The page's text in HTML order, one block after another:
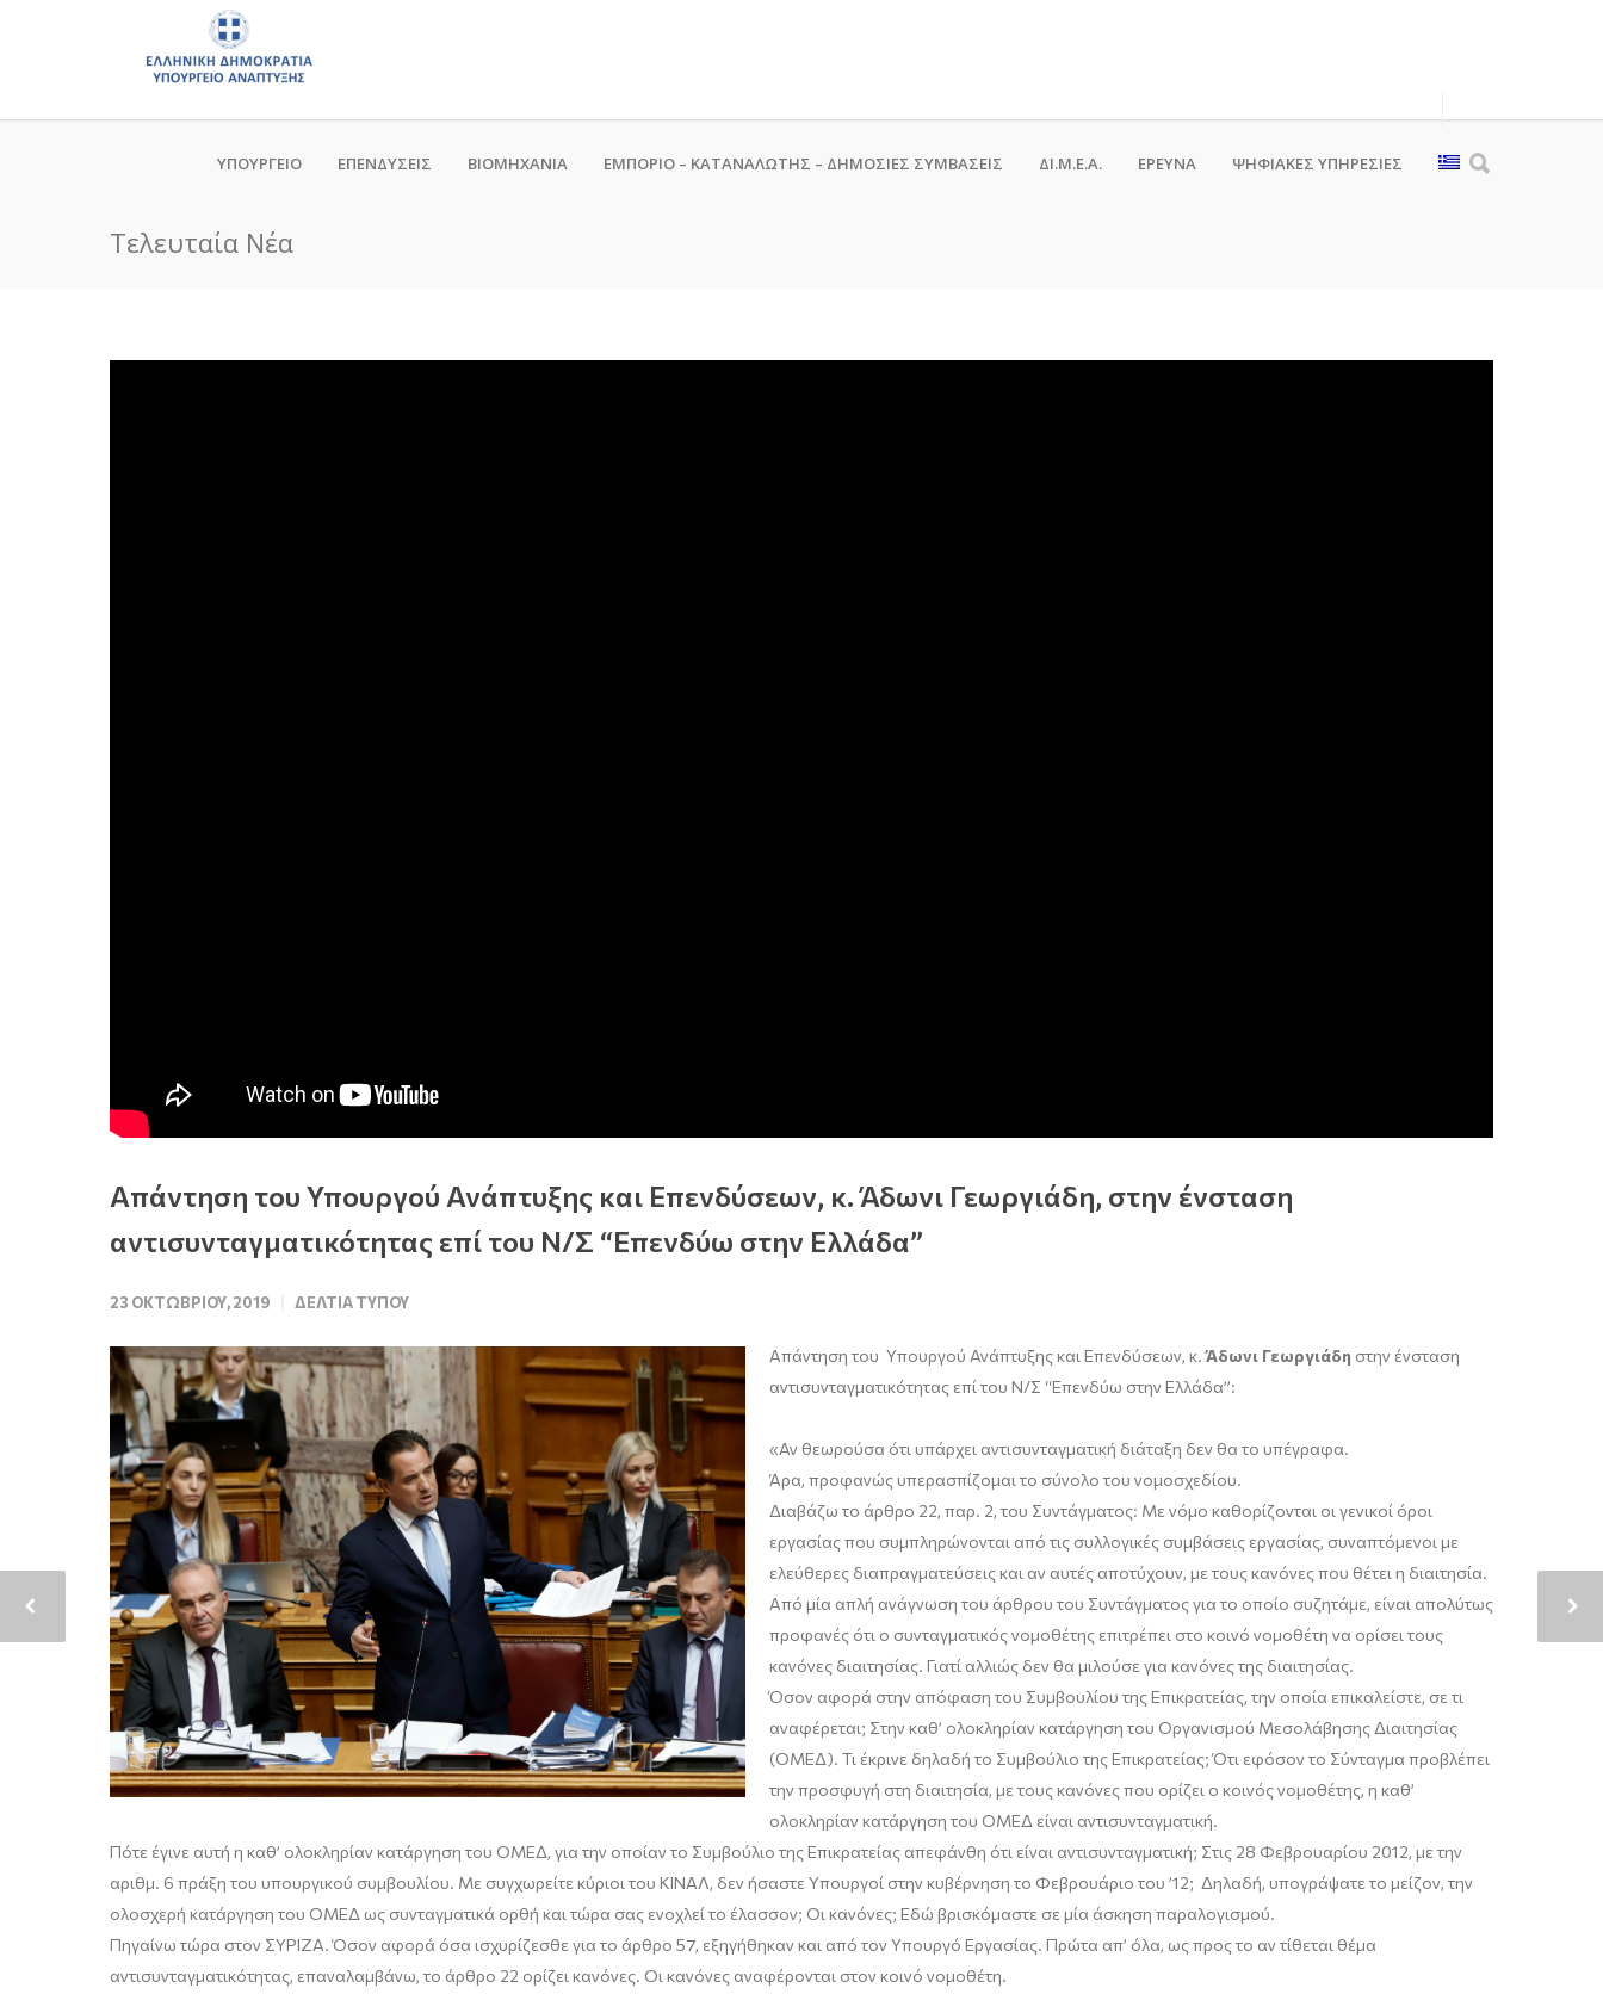
ΥΠΟΥΡΓΕΙΟ ΕΠΕΝΔΥΣΕΙΣ ΒΙΟΜΗΧΑΝΙΑ ΕΜΠΟΡΙΟ – ΚΑΤΑΝΑΛΩΤΗΣ – ΔΗΜΟΣΙΕΣ ΣΥΜΒΑΣΕΙΣ ΔΙ.Μ.Ε.Α. ΕΡΕΥΝΑ ΨΗΦΙΑΚΈΣ ΥΠΗΡΕΣΊΕΣ
Τελευταία Νέα
Απάντηση του Υπουργού Ανάπτυξης και Επενδύσεων, κ. Άδωνι Γεωργιάδη, στην ένσταση
αντισυνταγματικότητας επί του Ν/Σ “Επενδύω στην Ελλάδα”
23 ΟΚΤΩΒΡΊΟΥ, 2019 ΔΕΛΤΊΑ ΤΎΠΟΥ
Απάντηση του Υπουργού Ανάπτυξης και Επενδύσεων, κ.Άδωνι Γεωργιάδη στην ένσταση
αντισυνταγματικότητας επί του Ν/Σ “Επενδύω στην Ελλάδα”:
«Αν θεωρούσα ότι υπάρχει αντισυνταγματική διάταξη δεν θα το υπέγραφα.
Άρα, προφανώς υπερασπίζομαι το σύνολο του νομοσχεδίου.
Διαβάζω το άρθρο 22, παρ. 2, του Συντάγματος: Με νόμο καθορίζονται οι γενικοί όροι
εργασίας που συμπληρώνονται από τις συλλογικές συμβάσεις εργασίας, συναπτόμενοι με
ελεύθερες διαπραγματεύσεις και αν αυτές αποτύχουν, με τους κανόνες που θέτει η διαιτησία.
Από μία απλή ανάγνωση του άρθρου του Συντάγματος για το οποίο συζητάμε, είναι απολύτως
προφανές ότι ο συνταγματικός νομοθέτης επιτρέπει στο κοινό νομοθέτη να ορίσει τους
κανόνες διαιτησίας. Γιατί αλλιώς δεν θα μιλούσε για κανόνες της διαιτησίας.
Όσον αφορά στην απόφαση του Συμβουλίου της Επικρατείας, την οποία επικαλείστε, σε τι
αναφέρεται; Στην καθ’ ολοκληρίαν κατάργηση του Οργανισμού Μεσολάβησης Διαιτησίας
(ΟΜΕΔ). Τι έκρινε δηλαδή το Συμβούλιο της Επικρατείας; Ότι εφόσον το Σύνταγμα προβλέπει
την προσφυγή στη διαιτησία, με τους κανόνες που ορίζει ο κοινός νομοθέτης, η καθ’
ολοκληρίαν κατάργηση του ΟΜΕΔ είναι αντισυνταγματική.
Πότε έγινε αυτή η καθ’ ολοκληρίαν κατάργηση του ΟΜΕΔ, για την οποίαν το Συμβούλιο της Επικρατείας απεφάνθη ότι είναι αντισυνταγματική; Στις 28 Φεβρουαρίου 2012, με την
αριθμ. 6 πράξη του υπουργικού συμβουλίου. Με συγχωρείτε κύριοι του ΚΙΝΑΛ, δεν ήσαστε Υπουργοί στην κυβέρνηση το Φεβρουάριο του ’12; Δηλαδή, υπογράψατε το μείζον, την
ολοσχερή κατάργηση του ΟΜΕΔ ως συνταγματικά ορθή και τώρα σας ενοχλεί το έλασσον; Οι κανόνες; Εδώ βρισκόμαστε σε μία άσκηση παραλογισμού.
Πηγαίνω τώρα στον ΣΥΡΙΖΑ. Όσον αφορά όσα ισχυρίζεσθε για το άρθρο 57, εξηγήθηκαν και από τον Υπουργό Εργασίας. Πρώτα απ’ όλα, ως προς το αν τίθεται θέμα
αντισυνταγματικότητας, επαναλαμβάνω, το άρθρο 22 ορίζει κανόνες. Οι κανόνες αναφέρονται στον κοινό νομοθέτη.